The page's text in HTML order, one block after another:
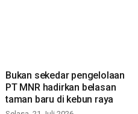
Bukan sekedar pengelolaan
PT MNR hadirkan belasan
taman baru di kebun raya